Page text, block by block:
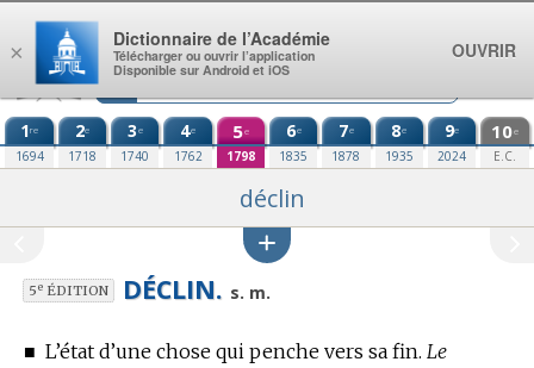
Aller au contenu
1re
1694
2e
1718
3e
1740
4e
1762
5e
1798
6e
1835
7e
1878
8e
1935
9e
2024
10e
E.C.
déclin
5eÉDITION DÉCLIN. s. m.
■ L’état d’une chose qui penche vers sa fin. Le
×
Dictionnaire de l’Académie
Télécharger ou ouvrir l’application
Disponible sur Android et iOS
OUVRIR